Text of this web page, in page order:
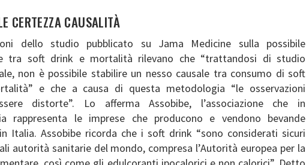
CERTEZZA CAUSALITÀ
dello studio pubblicato su Jama Medicine sulla possibile
tra soft drink e mortalità rilevano che “trattandosi di studio
non è possibile stabilire un nesso causale tra consumo di soft
e che a causa di questa metodologia “le osservazioni
distorte”. Lo afferma Assobibe, l’associazione che in
rappresenta le imprese che producono e vendono bevande
Italia. Assobibe ricorda che i soft drink “sono considerati sicuri
autorità sanitarie del mondo, compresa l’Autorità europea per la